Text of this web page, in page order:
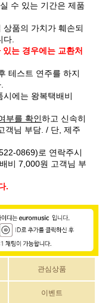
수 있는 기간은 제품
품의 가치가 훼손되
.
는 경우에는 교환처
테스트 연주를 하지
시에는 왕복택배비
부를 확인하고 신속히
객님 부담. / 단, 제주
0869)로 연락주시
비 7,000원 고객님 부
.
관심상품
이벤트